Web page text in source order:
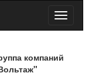
Toggle
компаний